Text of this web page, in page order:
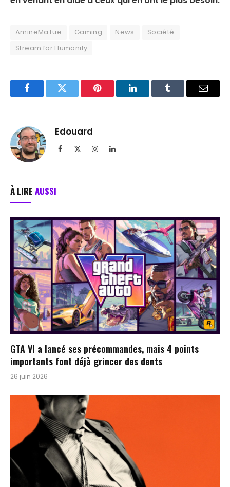
AmineMaTue Gaming News
Société
Stream for Humanity
FacebookTwitter Pinterest LinkedInTumblr Email
Edouard
Facebook InstagramLinkedIn
À LIRE AUSSI
GTA VI a lancé ses précommandes, mais 4 points
importants font déjà grincer des dents
26 juin 2026